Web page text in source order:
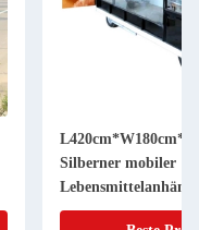
Silberner mobiler